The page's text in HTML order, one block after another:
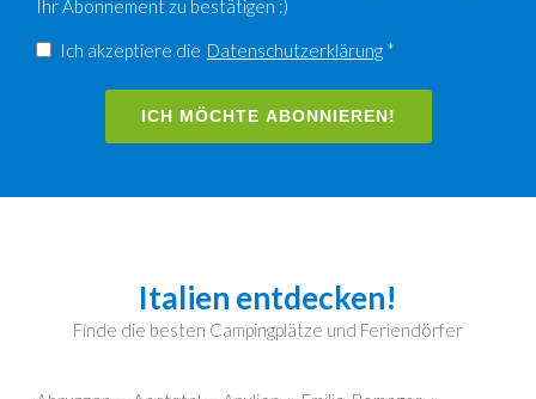
Ihr Abonnement zu bestätigen :)
Ich akzeptiere die Datenschutzerklärung *
ICH MÖCHTE ABONNIEREN!
Italien entdecken!
Finde die besten Campingplätze und Feriendörfer